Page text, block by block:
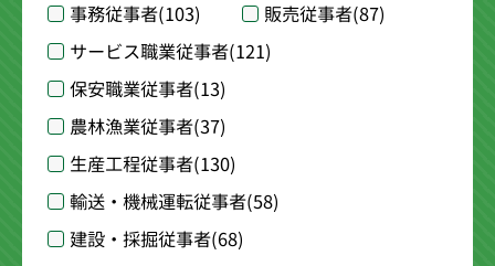
事務従事者(103) 販売従事者(87)
サービス職業従事者(121)
保安職業従事者(13)
農林漁業従事者(37)
生産工程従事者(130)
輸送・機械運転従事者(58)
建設・採掘従事者(68)